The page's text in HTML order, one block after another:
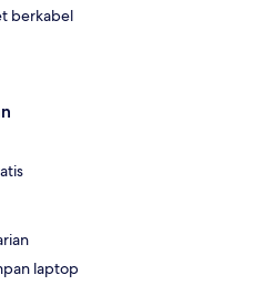
berkabel
laptop